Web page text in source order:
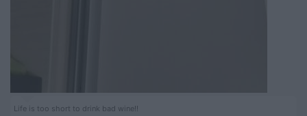
Life is too short to drink bad wine!!